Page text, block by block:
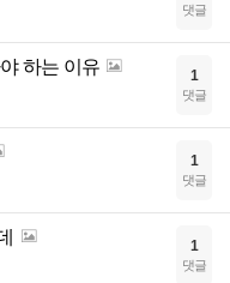
댓글
하는 이유 1
댓글
1
댓글
1
댓글